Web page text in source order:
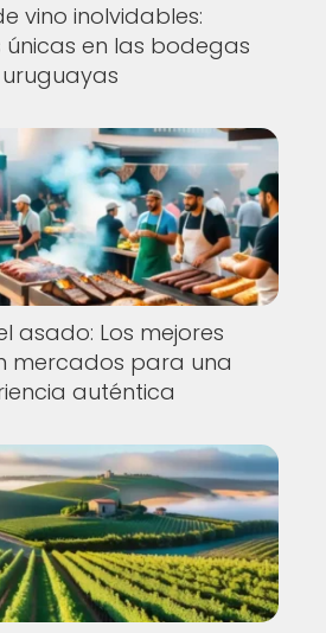
vino inolvidables:
únicas en las bodegas
uruguayas
asado: Los mejores
mercados para una
auténtica